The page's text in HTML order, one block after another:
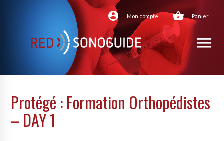
account_circle Mon compte shopping_basket Panier
menu
Protégé : Formation Orthopédistes
– DAY 1